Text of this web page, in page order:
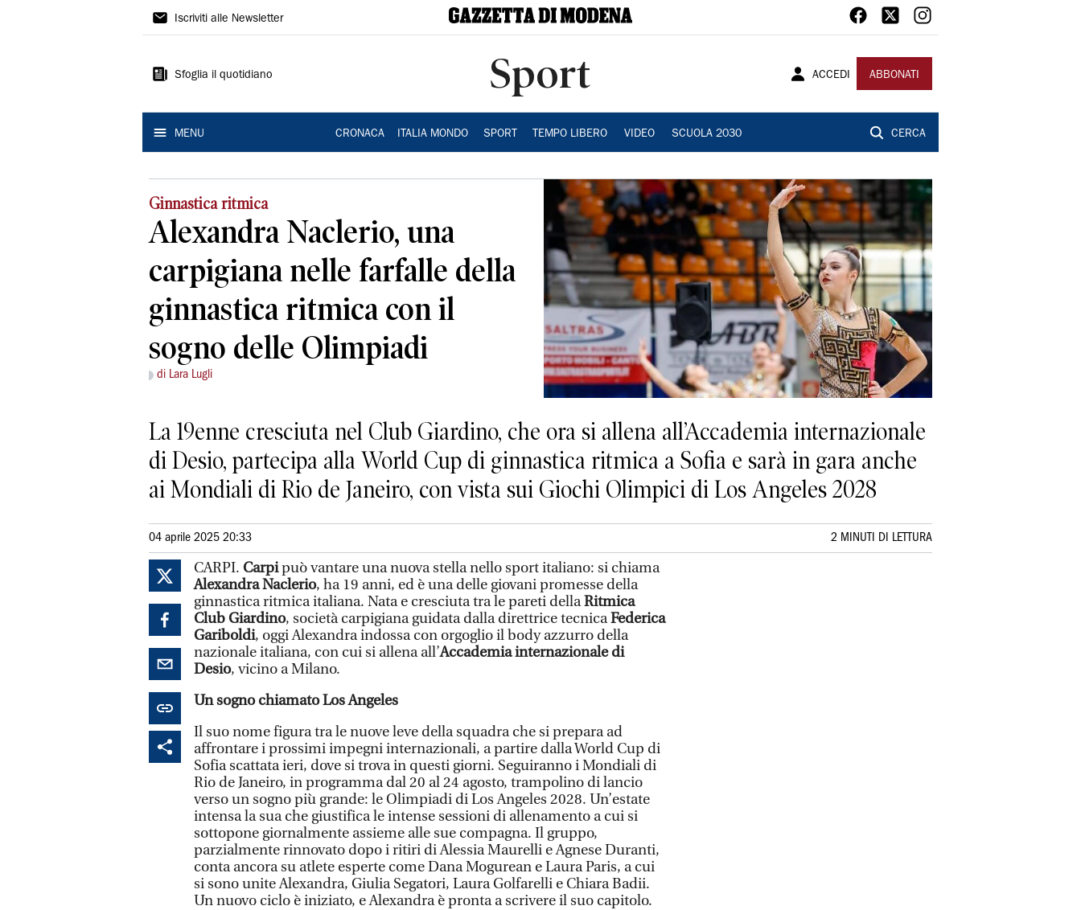
Gazzetta
Modena
Iscriviti alle Newsletter
Sfoglia il quotidiano Sport ACCEDI ABBONATI
MENU CRONACA ITALIA MONDO SPORT TEMPO LIBERO VIDEO SCUOLA 2030 CERCA
Ginnastica ritmica
Alexandra Naclerio, una
carpigiana nelle farfalle della
ginnastica ritmica con il
sogno delle Olimpiadi
di Lara Lugli
La 19enne cresciuta nel Club Giardino, che ora si allena all’Accademia internazionale
di Desio, partecipa alla World Cup di ginnastica ritmica a Sofia e sarà in gara anche
ai Mondiali di Rio de Janeiro, con vista sui Giochi Olimpici di Los Angeles 2028
04 aprile 2025 20:33 2 MINUTI DI LETTURA
CARPI. Carpipuò vantare una nuova stella nello sport italiano: si chiama
Alexandra Naclerio, ha 19 anni, ed è una delle giovani promesse della
ginnastica ritmica italiana. Nata e cresciuta tra le pareti dellaRitmica
Club Giardino, società carpigiana guidata dalla direttrice tecnicaFederica
Gariboldi, oggi Alexandra indossa con orgoglio il body azzurro della
nazionale italiana, con cui si allena all’Accademia internazionale di
Desio, vicino a Milano.
Un sogno chiamato Los Angeles
Il suo nome figura tra le nuove leve della squadra che si prepara ad
affrontare i prossimi impegni internazionali, a partire dalla World Cup di
Sofia scattata ieri, dove si trova in questi giorni. Seguiranno i Mondiali di
Rio de Janeiro, in programma dal 20 al 24 agosto, trampolino di lancio
verso un sogno più grande: le Olimpiadi di Los Angeles 2028. Un’estate
intensa la sua che giustifica le intense sessioni di allenamento a cui si
sottopone giornalmente assieme alle sue compagna. Il gruppo,
parzialmente rinnovato dopo i ritiri di Alessia Maurelli e Agnese Duranti,
conta ancora su atlete esperte come Dana Mogurean e Laura Paris, a cui
si sono unite Alexandra, Giulia Segatori, Laura Golfarelli e Chiara Badii.
Un nuovo ciclo è iniziato, e Alexandra è pronta a scrivere il suo capitolo.